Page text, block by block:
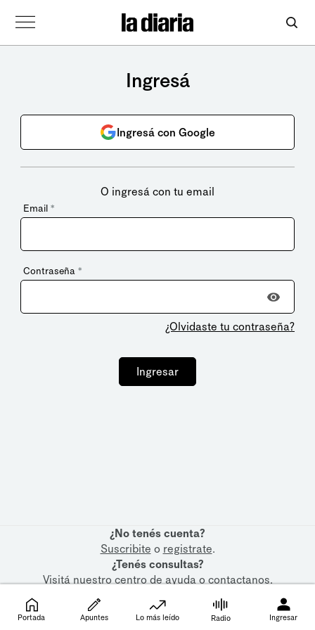
Ingresá
Ingresá con Google
O ingresá con tu email
Email *
Contraseña *
¿Olvidaste tu contraseña?
Ingresar
¿No tenés cuenta?
Suscribite o registrate.
¿Tenés consultas?
Visitá nuestrocentro de ayudaocontactanos.
Portada Apuntes Lo más leído Radio Ingresar